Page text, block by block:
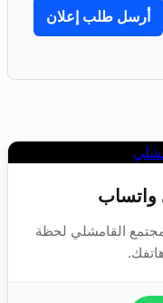
أرسل طلب إعلان
واتساب
مجتمع القامشلي لحظة